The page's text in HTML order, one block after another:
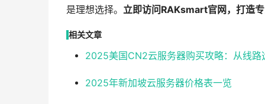
是理想选择。 立即访问RAKsmart官网，打造
相关文章
2025美国CN2云服务器购买攻略：从线路
2025年新加坡云服务器价格表一览